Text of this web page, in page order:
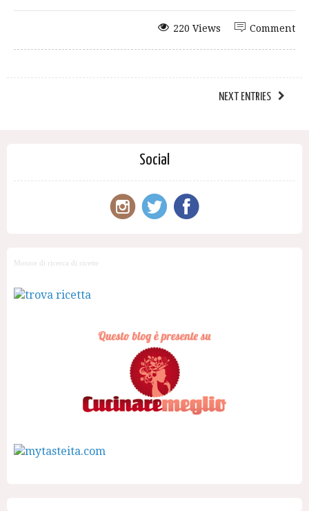
Comment
220 Views
NEXT ENTRIES
Social
Motore di ricerca di ricette